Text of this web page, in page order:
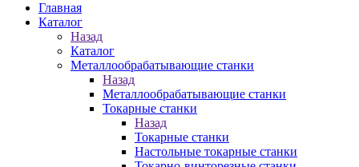
Главная
Каталог
Назад
Каталог
Металлообрабатывающие станки
Назад
Металлообрабатывающие станки
Токарные станки
Назад
Токарные станки
Настольные токарные станки